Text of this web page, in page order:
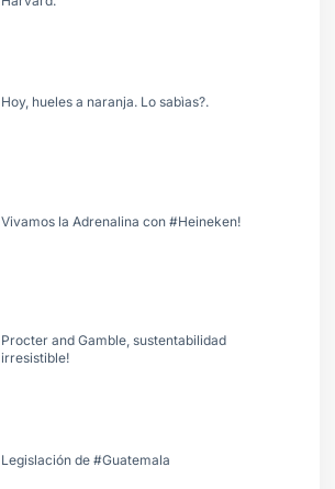
Hoy, hueles a naranja. Lo sabìas?.
Vivamos la Adrenalina con #Heineken!
Procter and Gamble, sustentabilidad
irresistible!
Legislación de #Guatemala